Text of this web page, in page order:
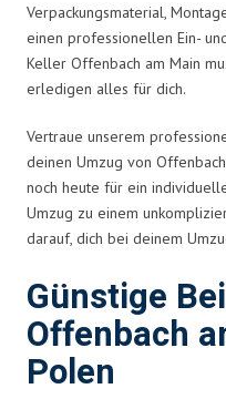
Verpackungsmaterial,
einen professionellen Ein-
Keller Offenbach am Main
erledigen alles für dich.
Vertraue unserem
deinen Umzug von
noch heute für ein
Umzug zu einem
darauf, dich bei deinem
Günstige
Offenbach
Polen